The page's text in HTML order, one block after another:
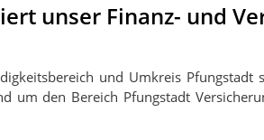
unser Finanz- und
und Umkreis Pfungstadt
um den Bereich Pfungstadt